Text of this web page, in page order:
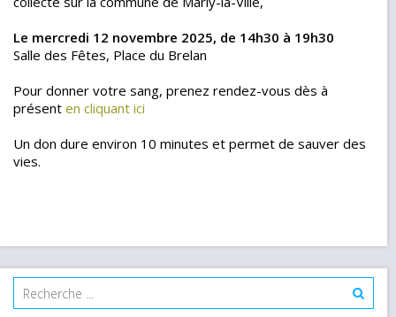
Le mercredi 12 novembre 2025, de 14h30 à 19h30
Salle des Fêtes, Place du Brelan
Pour donner votre sang, prenez rendez-vous dès à
présent en cliquant ici
Un don dure environ 10 minutes et permet de sauver des
vies.